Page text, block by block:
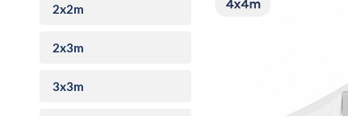
2x2m
2x3m
3x3m